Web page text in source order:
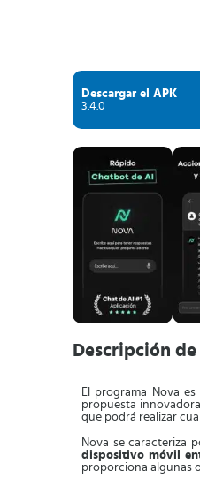
Descargar el APK
3.4.0
Descripción
El programa Nova
propuesta
que podrá realizar
Nova se caracteriza
dispositivo móvil
proporciona algunas